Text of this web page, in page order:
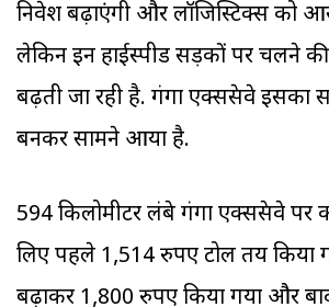
निवेश बढ़ाएंगी और लॉजिस्टिक्स को
लेकिन इन हाईस्पीड सड़कों पर चलने
बढ़ती जा रही है. गंगा एक्सप्रेसवे इसका
बनकर सामने आया है.
594 किलोमीटर लंबे गंगा एक्सप्रेसवे पर
लिए पहले 1,514 रुपए टोल तय किया
बढ़ाकर 1,800 रुपए किया गया और